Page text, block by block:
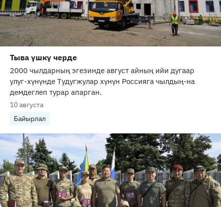
Тыва үшкү черде
2000 чылдарның эгезинде август айның ийи дугаар
улуг-хүнүнде Тудугжулар хүнүн Россияга чылдың-на
демдеглеп турар апарган.
10 августа
Байырлал